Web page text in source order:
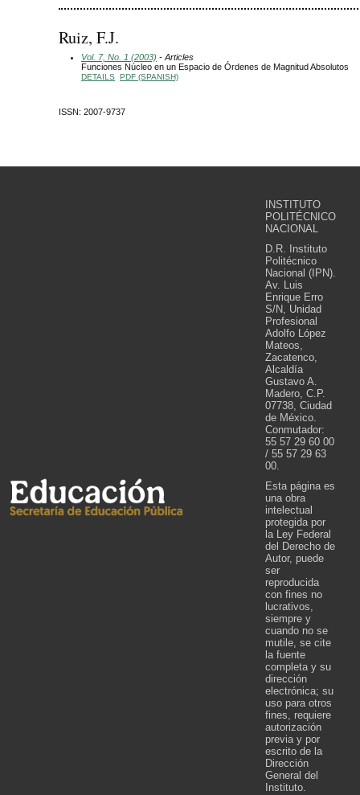
Ruiz, F.J.
Vol. 7, No. 1 (2003) - Articles
Funciones Núcleo en un Espacio de Órdenes de Magnitud Absolutos
DETAILS PDF (SPANISH)
ISSN: 2007-9737
INSTITUTO
POLITÉCNICO
NACIONAL
D.R. Instituto
Politécnico
Nacional (IPN).
Av. Luis
Enrique Erro
S/N, Unidad
Profesional
Adolfo López
Mateos,
Zacatenco,
Alcaldía
Gustavo A.
Madero, C.P.
07738, Ciudad
de México.
Conmutador:
55 57 29 60 00
/ 55 57 29 63
00.
Esta página es
una obra
intelectual
protegida por
la Ley Federal
del Derecho de
Autor, puede
ser
reproducida
con fines no
lucrativos,
siempre y
cuando no se
mutile, se cite
la fuente
completa y su
dirección
electrónica; su
uso para otros
fines, requiere
autorización
previa y por
escrito de la
Dirección
General del
Instituto.